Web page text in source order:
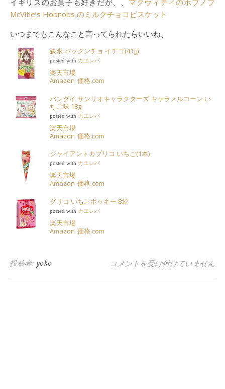
McVitie’s Hobnobs のミルクチョコビスケット
いつまでもこんなこと言ってられたらいいね。
森永 パックンチョ イチゴ(41g)
posted with カエレバ
楽天市場
Amazon 価格.com
バンダイ サンリオキャラクターズ キャラメルコーン い
ちご味 18g
posted with カエレバ
楽天市場
Amazon 価格.com
ジャイアントカプリコ いちご(1本)
posted with カエレバ
楽天市場
Amazon 価格.com
グリコ いちごポッキー 8袋
posted with カエレバ
楽天市場
Amazon 価格.com
投稿者: yoko ご利益あるかも、明治アポロチ
コメントを受け付けていません